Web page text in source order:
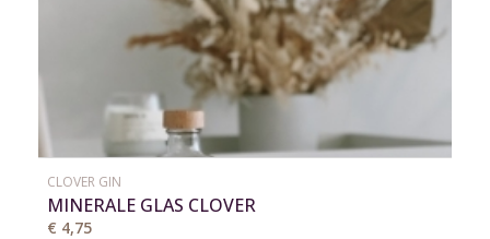
CLOVER GIN
MINERALE GLAS CLOVER
€ 4,75